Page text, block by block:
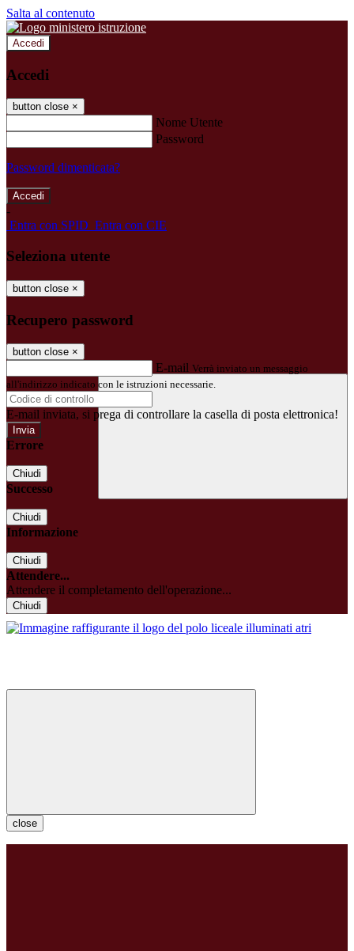
Salta al contenuto
Accedi
Accedi
button close ×
Nome Utente
Password
Password dimenticata?
-
Entra con SPID Entra con CIE
Seleziona utente
button close ×
Recupero password
button close ×
E-mail Verrà inviato un messaggio
all'indirizzo indicato con le istruzioni necessarie.
E-mail inviata, si prega di controllare la casella di posta elettronica!
Errore
Chiudi
Successo
Chiudi
Informazione
Chiudi
Attendere...
Attendere il completamento dell'operazione...
Chiudi
close